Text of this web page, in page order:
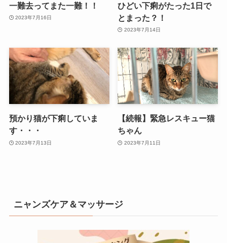
一難去ってまた一難！！
2023年7月16日
ひどい下痢がたった1日で
とまった？！
2023年7月14日
預かり猫が下痢していま
す・・・
2023年7月13日
【続報】緊急レスキュー猫
ちゃん
2023年7月11日
ニャンズケア＆マッサージ